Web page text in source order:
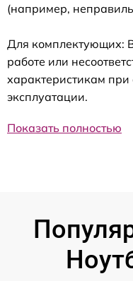
(например,
Для комплектующих:
работе или
характеристикам
эксплуатации.
Показать полностью